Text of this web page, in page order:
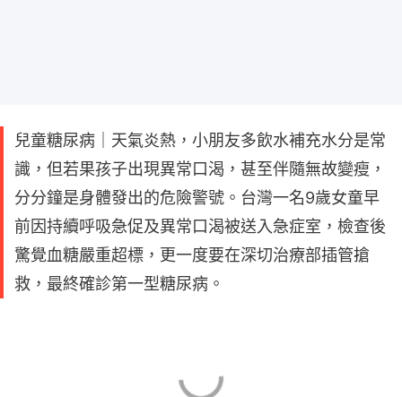
兒童糖尿病｜天氣炎熱，小朋友多飲水補充水分是常
識，但若果孩子出現異常口渴，甚至伴隨無故變瘦，
分分鐘是身體發出的危險警號。台灣一名9歲女童早
前因持續呼吸急促及異常口渴被送入急症室，檢查後
驚覺血糖嚴重超標，更一度要在深切治療部插管搶
救，最終確診第一型糖尿病。